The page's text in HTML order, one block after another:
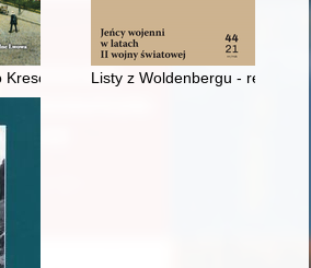
Kresowe. R. 13 (2021),Listy z Woldenbergu - recenzja]